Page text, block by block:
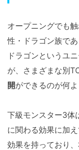
オープニングでも
性・ドラゴン族で
ドラゴンというユ
が、さまざまな別
開ができるのが何
下級モンスター3体
に関わる効果に加
効果を持っており、